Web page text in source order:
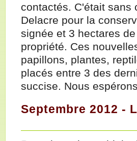
contactés. C'était sans
Delacre pour la
signée et 3 hectares
propriété. Ces
papillons, plantes,
placés entre 3 des
succise. Nous
Septembre 2012 -